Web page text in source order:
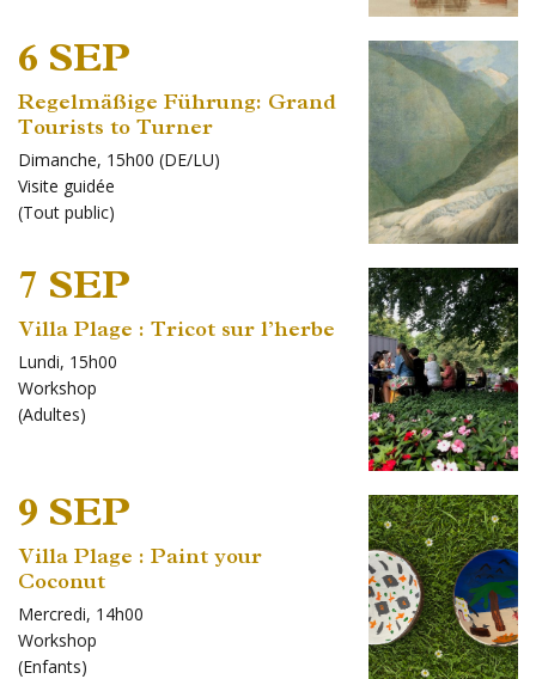
6 SEP
Regelmäßige Führung: Grand
Tourists to Turner
Dimanche, 15h00 (DE/LU)
Visite guidée
(Tout public)
7 SEP
Villa Plage : Tricot sur l’herbe
Lundi, 15h00
Workshop
(Adultes)
9 SEP
Villa Plage : Paint your
Coconut
Mercredi, 14h00
Workshop
(Enfants)